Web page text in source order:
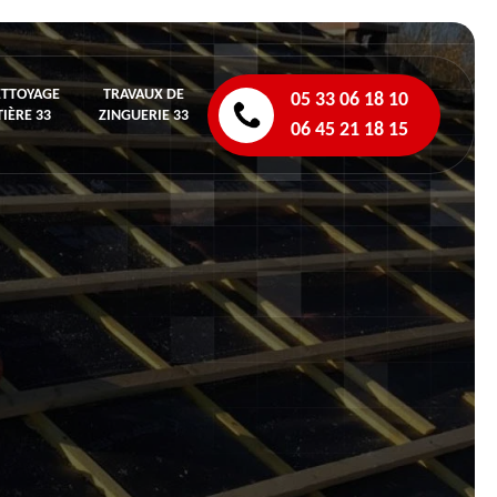
33
TRAVAUX DE
ZINGUERIE 33
05 33 06 18 10
06 45 21 18 15